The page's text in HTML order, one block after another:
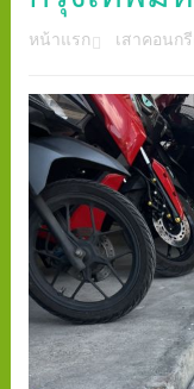
หน้าแรก เสาคอนก